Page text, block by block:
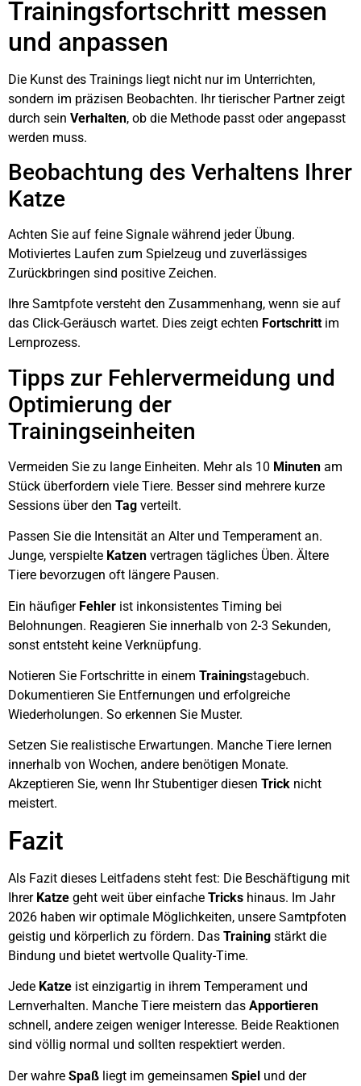
Trainingsfortschritt messen
und anpassen
Die Kunst des Trainings liegt nicht nur im Unterrichten,
sondern im präzisen Beobachten. Ihr tierischer Partner zeigt
durch sein Verhalten, ob die Methode passt oder angepasst
werden muss.
Beobachtung des Verhaltens Ihrer
Katze
Achten Sie auf feine Signale während jeder Übung.
Motiviertes Laufen zum Spielzeug und zuverlässiges
Zurückbringen sind positive Zeichen.
Ihre Samtpfote versteht den Zusammenhang, wenn sie auf
das Click-Geräusch wartet. Dies zeigt echten Fortschritt im
Lernprozess.
Tipps zur Fehlervermeidung und
Optimierung der
Trainingseinheiten
Vermeiden Sie zu lange Einheiten. Mehr als 10 Minuten am
Stück überfordern viele Tiere. Besser sind mehrere kurze
Sessions über den Tag verteilt.
Passen Sie die Intensität an Alter und Temperament an.
Junge, verspielte Katzen vertragen tägliches Üben. Ältere
Tiere bevorzugen oft längere Pausen.
Ein häufiger Fehler ist inkonsistentes Timing bei
Belohnungen. Reagieren Sie innerhalb von 2-3 Sekunden,
sonst entsteht keine Verknüpfung.
Notieren Sie Fortschritte in einem Trainingstagebuch.
Dokumentieren Sie Entfernungen und erfolgreiche
Wiederholungen. So erkennen Sie Muster.
Setzen Sie realistische Erwartungen. Manche Tiere lernen
innerhalb von Wochen, andere benötigen Monate.
Akzeptieren Sie, wenn Ihr Stubentiger diesen Trick nicht
meistert.
Fazit
Als Fazit dieses Leitfadens steht fest: Die Beschäftigung mit
Ihrer Katze geht weit über einfache Tricks hinaus. Im Jahr
2026 haben wir optimale Möglichkeiten, unsere Samtpfoten
geistig und körperlich zu fördern. Das Training stärkt die
Bindung und bietet wertvolle Quality-Time.
Jede Katze ist einzigartig in ihrem Temperament und
Lernverhalten. Manche Tiere meistern das Apportieren
schnell, andere zeigen weniger Interesse. Beide Reaktionen
sind völlig normal und sollten respektiert werden.
Der wahre Spaß liegt im gemeinsamen Spiel und der